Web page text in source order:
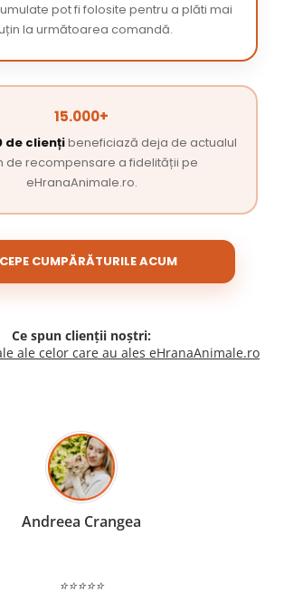
pot fi folosite pentru a plăti mai
la următoarea comandă.
15.000+
de cliențibeneficiază deja de actualul
de recompensare a fidelității pe
eHranaAnimale.ro.
CUMPĂRĂTURILE ACUM
Ce spun clienții noștri:
ale celor care au ales eHranaAnimale.ro
Madalina Stancea
⭐⭐⭐⭐⭐